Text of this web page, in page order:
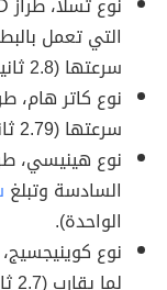
التي تعمل
سرعتها (2.8 ثانية-60 ميل بالساعة الواحدة).
سرعتها (2.79 ثانية-60 ميلاً بالساعة الواحدة).
السادسة وتبلغ
الواحدة).
نوع
لما يقارب (2.7 ثانية-62 ميلاً بالساعة الواحدة).